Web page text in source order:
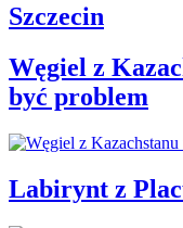
Szczecin
Węgiel z
być problem
Labirynt z